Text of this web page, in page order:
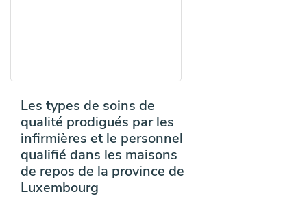
Les types de soins de
qualité prodigués par les
infirmières et le personnel
qualifié dans les maisons
de repos de la province de
Luxembourg